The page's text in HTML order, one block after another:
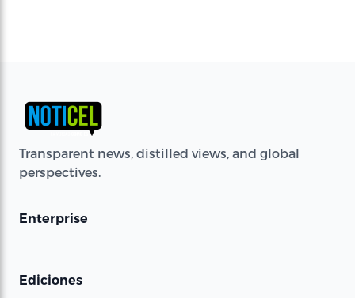
Transparent news, distilled views, and global
perspectives.
Enterprise
Ediciones